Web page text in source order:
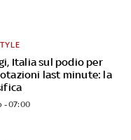
Italia sul podio per
last minute: la
- 07:00